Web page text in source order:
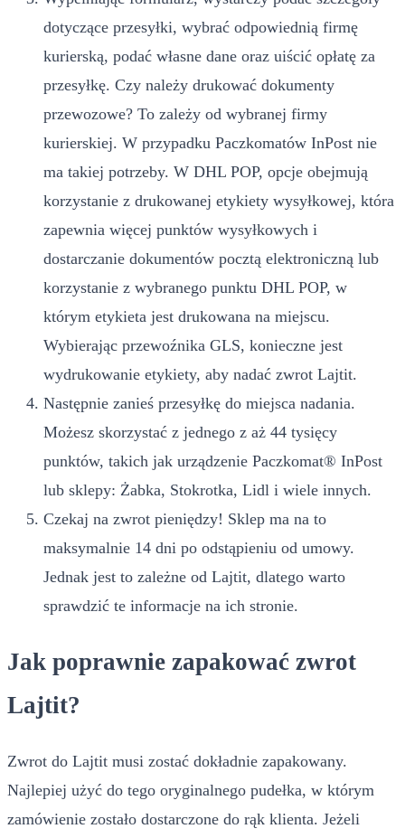
dotyczące przesyłki, wybrać odpowiednią firmę
kurierską, podać własne dane oraz uiścić opłatę za
przesyłkę. Czy należy drukować dokumenty
przewozowe? To zależy od wybranej firmy
kurierskiej. W przypadku Paczkomatów InPost nie
ma takiej potrzeby. W DHL POP, opcje obejmują
korzystanie z drukowanej etykiety wysyłkowej, która
zapewnia więcej punktów wysyłkowych i
dostarczanie dokumentów pocztą elektroniczną lub
korzystanie z wybranego punktu DHL POP, w
którym etykieta jest drukowana na miejscu.
Wybierając przewoźnika GLS, konieczne jest
wydrukowanie etykiety, aby nadać zwrot Lajtit.
Następnie zanieś przesyłkę do miejsca nadania.
Możesz skorzystać z jednego z aż 44 tysięcy
punktów, takich jak urządzenie Paczkomat® InPost
lub sklepy: Żabka, Stokrotka, Lidl i wiele innych.
Czekaj na zwrot pieniędzy! Sklep ma na to
maksymalnie 14 dni po odstąpieniu od umowy.
Jednak jest to zależne od Lajtit, dlatego warto
sprawdzić te informacje na ich stronie.
Jak poprawnie zapakować zwrot
Lajtit?
Zwrot do Lajtit musi zostać dokładnie zapakowany.
Najlepiej użyć do tego oryginalnego pudełka, w którym
zamówienie zostało dostarczone do rąk klienta. Jeżeli